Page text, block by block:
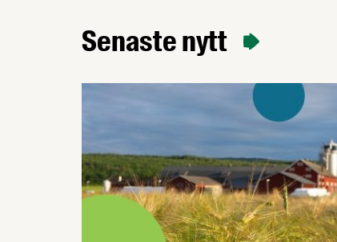
det lättare att möta nya krav i
värdekedjan. Kraven på hållbarhet ökar
större företag. …
Senaste nytt